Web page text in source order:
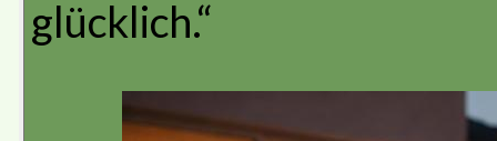
glücklich.“